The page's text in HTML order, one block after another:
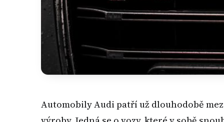
Automobily Audi patří už dlouhodobě